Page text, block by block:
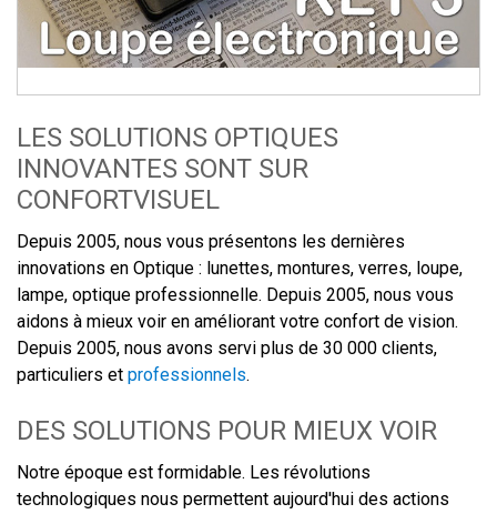
LES SOLUTIONS OPTIQUES
INNOVANTES SONT SUR
CONFORTVISUEL
Depuis 2005, nous vous présentons les dernières
innovations en Optique : lunettes, montures, verres, loupe,
lampe, optique professionnelle. Depuis 2005, nous vous
aidons à mieux voir en améliorant votre confort de vision.
Depuis 2005, nous avons servi plus de 30 000 clients,
particuliers et professionnels.
DES SOLUTIONS POUR MIEUX VOIR
Notre époque est formidable. Les révolutions
technologiques nous permettent aujourd'hui des actions